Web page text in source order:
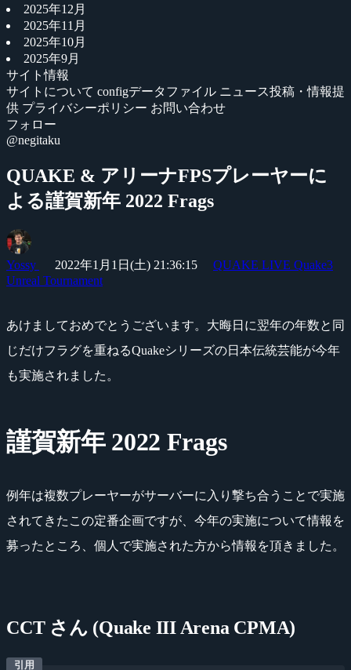
2025年12月
2025年11月
2025年10月
2025年9月
サイト情報
サイトについて configデータファイル ニュース投稿・情報提
供 プライバシーポリシー お問い合わせ
フォロー
@negitaku
QUAKE & アリーナFPSプレーヤーに
よる謹賀新年 2022 Frags
Yossy 2022年1月1日(土) 21:36:15 QUAKE LIVE Quake3
Unreal Tournament
あけましておめでとうございます。大晦日に翌年の年数と同
じだけフラグを重ねるQuakeシリーズの日本伝統芸能が今年
も実施されました。
謹賀新年 2022 Frags
例年は複数プレーヤーがサーバーに入り撃ち合うことで実施
されてきたこの定番企画ですが、今年の実施について情報を
募ったところ、個人で実施された方から情報を頂きました。
CCT さん (Quake III Arena CPMA)